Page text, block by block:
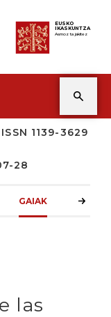
EUSKO
IKASKUNTZA
Asmoz ta jakitez
ISSN 1139-3629
28
GAIAK
las